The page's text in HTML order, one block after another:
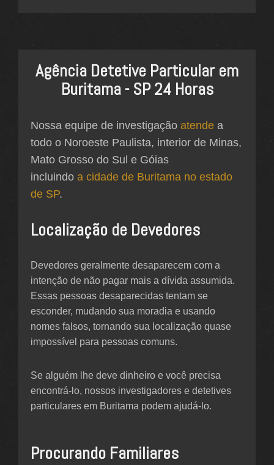
Agência Detetive Particular em
Buritama - SP 24 Horas
Nossa equipe de investigação atende a
todo o Noroeste Paulista, interior de Minas,
Mato Grosso do Sul e Góias
incluindo a cidade de Buritama no estado
de SP.
Localização de Devedores
Devedores geralmente desaparecem com a
intenção de não pagar mais a dívida assumida.
Essas pessoas desaparecidas tentam se
esconder, mudando sua moradia e usando
nomes falsos, tornando sua localização quase
impossível para pessoas comuns.
Se alguém lhe deve dinheiro e você precisa
encontrá-lo, nossos investigadores e detetives
particulares em Buritama podem ajudá-lo.
Procurando Familiares